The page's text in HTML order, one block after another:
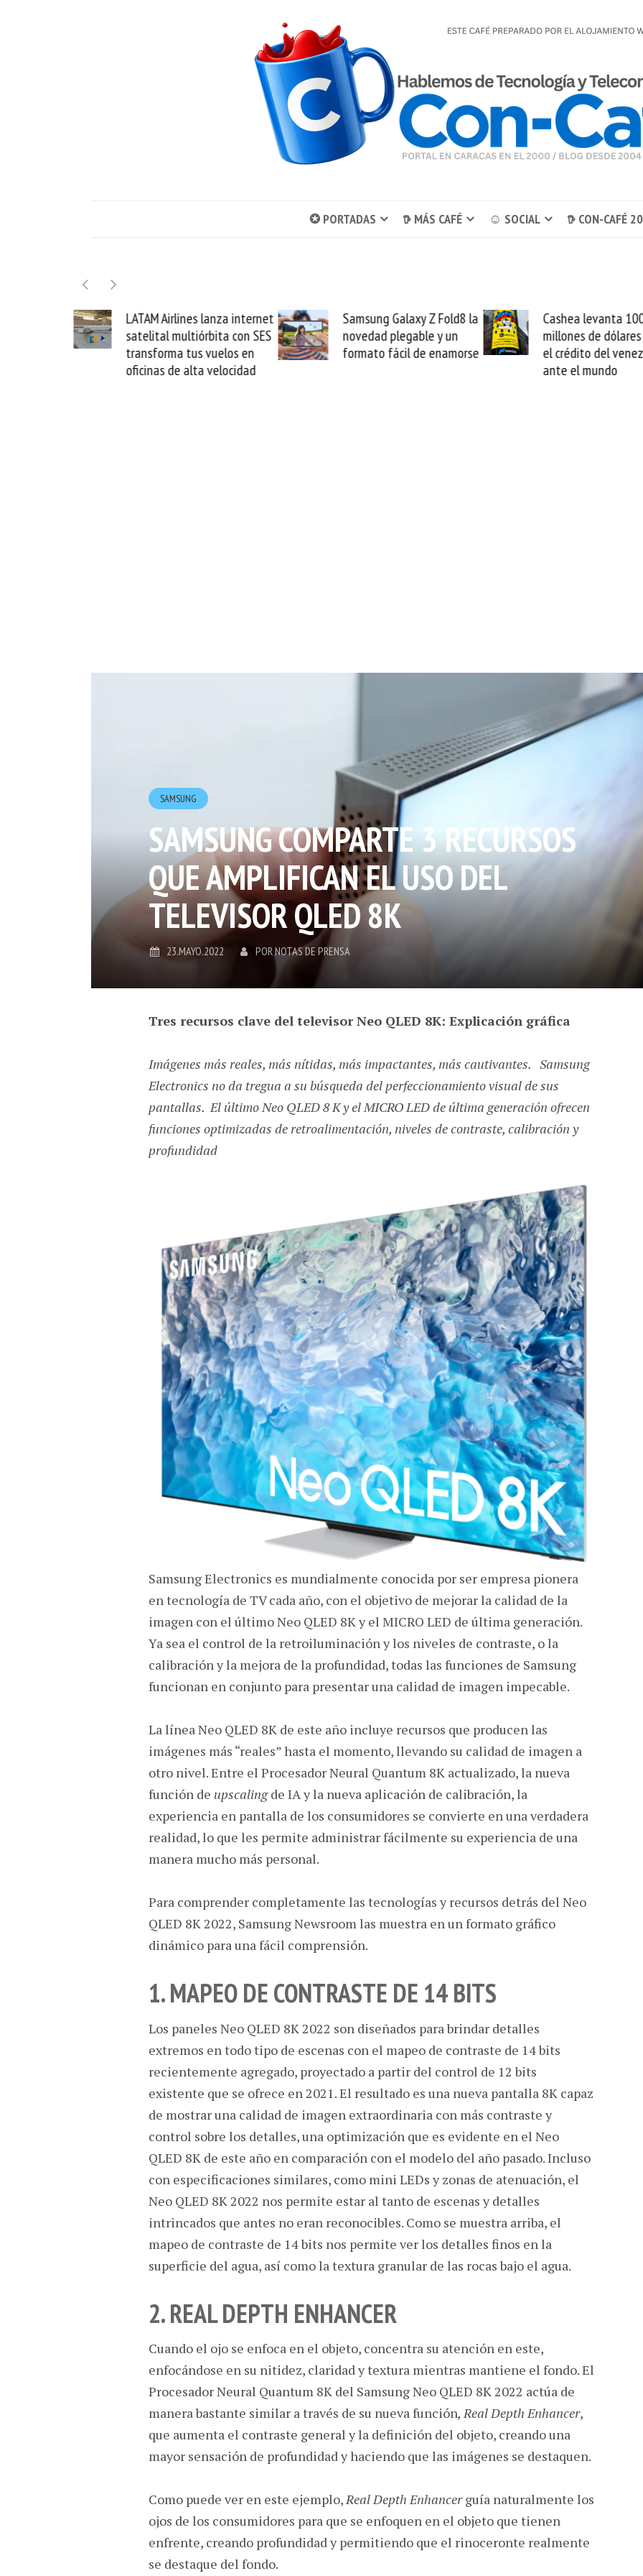
✪ PORTADAS 𖠚 MÁS CAFÉ ☺ SOCIAL 𖠚 CON-CAFÉ
lanza internet
con SES
Samsung Galaxy Z Fold8 la
novedad plegable y un
formato fácil de enamorse
Cashea levanta 100
millones de dólares y valida
el crédito del venezolano
El buque
arranca la
cable de
SAMSUNG
SAMSUNG COMPARTE 3 RECURSOS
QUE AMPLIFICAN EL USO DEL
TELEVISOR QLED 8K
23.MAYO.2022 PORNOTAS DE PRENSA
Tres recursos clave del televisor Neo QLED 8K: Explicación gráfica
Imágenes más reales, más nítidas, más impactantes, más cautivantes. Samsung
Electronics no da tregua a su búsqueda del perfeccionamiento visual de sus
pantallas. El último Neo QLED 8 K y el MICRO LED de última generación ofrecen
funciones optimizadas de retroalimentación, niveles de contraste, calibración y
profundidad
Samsung Electronics es mundialmente conocida por ser empresa pionera
en tecnología de TV cada año, con el objetivo de mejorar la calidad de la
imagen con el último Neo QLED 8K y el MICRO LED de última generación.
Ya sea el control de la retroiluminación y los niveles de contraste, o la
calibración y la mejora de la profundidad, todas las funciones de Samsung
funcionan en conjunto para presentar una calidad de imagen impecable.
La línea Neo QLED 8K de este año incluye recursos que producen las
imágenes más “reales” hasta el momento, llevando su calidad de imagen a
otro nivel. Entre el Procesador Neural Quantum 8K actualizado, la nueva
función de upscalingde IA y la nueva aplicación de calibración, la
experiencia en pantalla de los consumidores se convierte en una verdadera
realidad, lo que les permite administrar fácilmente su experiencia de una
manera mucho más personal.
Para comprender completamente las tecnologías y recursos detrás del Neo
QLED 8K 2022, Samsung Newsroom las muestra en un formato gráfico
dinámico para una fácil comprensión.
1.MAPEO DE CONTRASTE DE 14 BITS
Los paneles Neo QLED 8K 2022 son diseñados para brindar detalles
extremos en todo tipo de escenas con el mapeo de contraste de 14 bits
recientemente agregado, proyectado a partir del control de 12 bits
existente que se ofrece en 2021. El resultado es una nueva pantalla 8K capaz
de mostrar una calidad de imagen extraordinaria con más contraste y
control sobre los detalles, una optimización que es evidente en el Neo
QLED 8K de este año en comparación con el modelo del año pasado. Incluso
con especificaciones similares, como mini LEDs y zonas de atenuación, el
Neo QLED 8K 2022 nos permite estar al tanto de escenas y detalles
intrincados que antes no eran reconocibles. Como se muestra arriba, el
mapeo de contraste de 14 bits nos permite ver los detalles finos en la
superficie del agua, así como la textura granular de las rocas bajo el agua.
2. REAL DEPTH ENHANCER
Cuando el ojo se enfoca en el objeto, concentra su atención en este,
enfocándose en su nitidez, claridad y textura mientras mantiene el fondo. El
Procesador Neural Quantum 8K del Samsung Neo QLED 8K 2022 actúa de
manera bastante similar a través de su nueva función, Real Depth Enhancer,
que aumenta el contraste general y la definición del objeto, creando una
mayor sensación de profundidad y haciendo que las imágenes se destaquen.
Como puede ver en este ejemplo,Real Depth Enhancerguía naturalmente los
ojos de los consumidores para que se enfoquen en el objeto que tienen
enfrente, creando profundidad y permitiendo que el rinoceronte realmente
se destaque del fondo.